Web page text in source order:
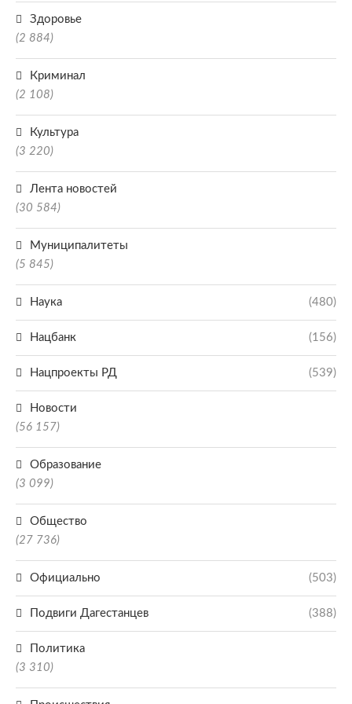
Здоровье
(2 884)
Криминал
(2 108)
Культура
(3 220)
Лента новостей
(30 584)
Муниципалитеты
(5 845)
Наука (480)
Нацбанк (156)
Нацпроекты РД (539)
Новости
(56 157)
Образование
(3 099)
Общество
(27 736)
Официально (503)
Подвиги Дагестанцев (388)
Политика
(3 310)